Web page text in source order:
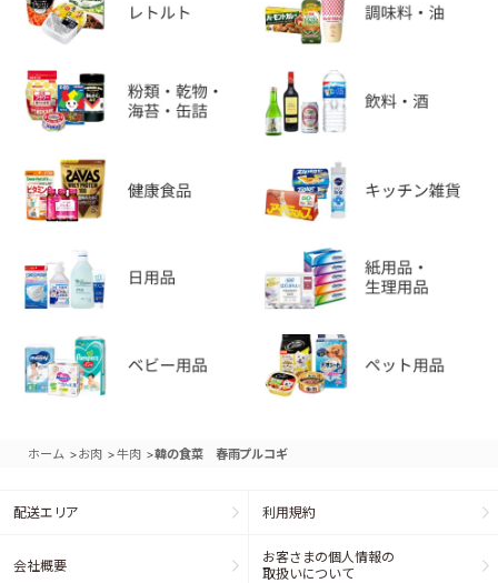
ホーム >お肉 >牛肉 >韓の食菜 春雨プルコギ
配送エリア 利用規約
会社概要
お客さまの個人情報の
取扱いについて